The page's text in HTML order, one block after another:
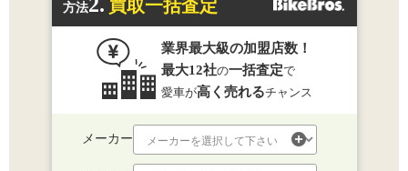
方法 買取一括査定
業界最大級の加盟店数！
最大12社の一括査定で
愛車が高く売れるチャンス
メーカー